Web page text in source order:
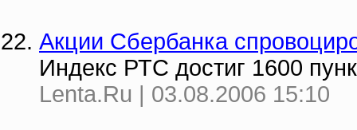
Акции Сбербанка
Индекс РТС достиг 1600
Lenta.Ru | 03.08.2006 15:10